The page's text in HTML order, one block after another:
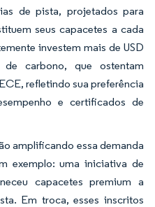
de pista, projetados para
seus capacetes a cada
investem mais de USD
carbono, que ostentam
refletindo sua preferência
e certificados de
amplificando essa demanda
exemplo: uma iniciativa de
capacetes premium a
Em troca, esses inscritos